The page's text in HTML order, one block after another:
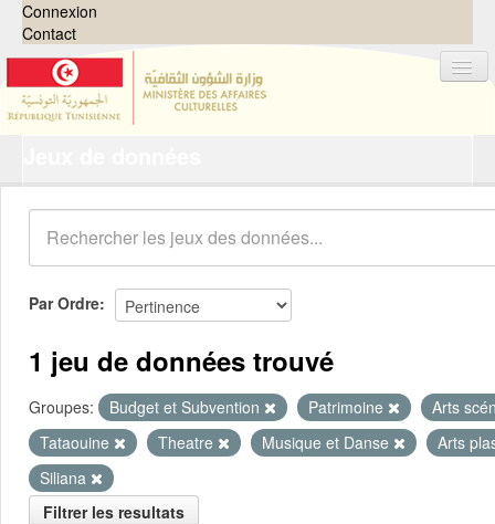
Connexion
Contact
Organisations
Groupes
Demandes 0
À propos
Par Ordre
1 jeu de données trouvé
Groupes: Budget et Subvention Patrimoine
Arts
Tataouine
Theatre Musique et Danse
Arts
Siliana
Filtrer les resultats